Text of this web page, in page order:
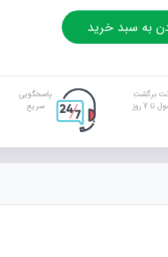
به سبد خرید
برگشت
7 روز
پاسخگویی
سریع